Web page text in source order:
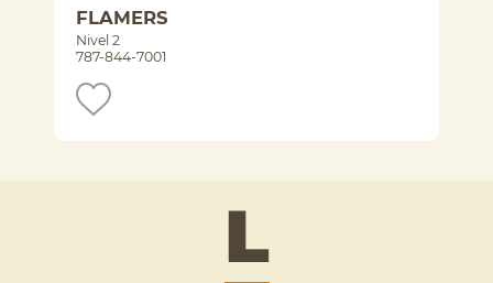
FLAMERS
Nivel 2
787-844-7001
L